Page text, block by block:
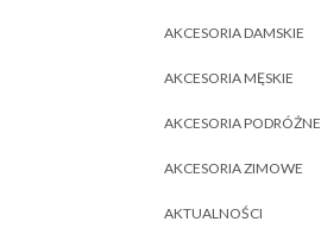
AKCESORIA DAMSKIE
AKCESORIA MĘSKIE
AKCESORIA PODRÓŻNE
AKCESORIA ZIMOWE
AKTUALNOŚCI